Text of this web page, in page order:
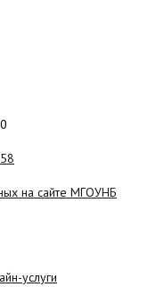
на сайте МГОУНБ
услуги